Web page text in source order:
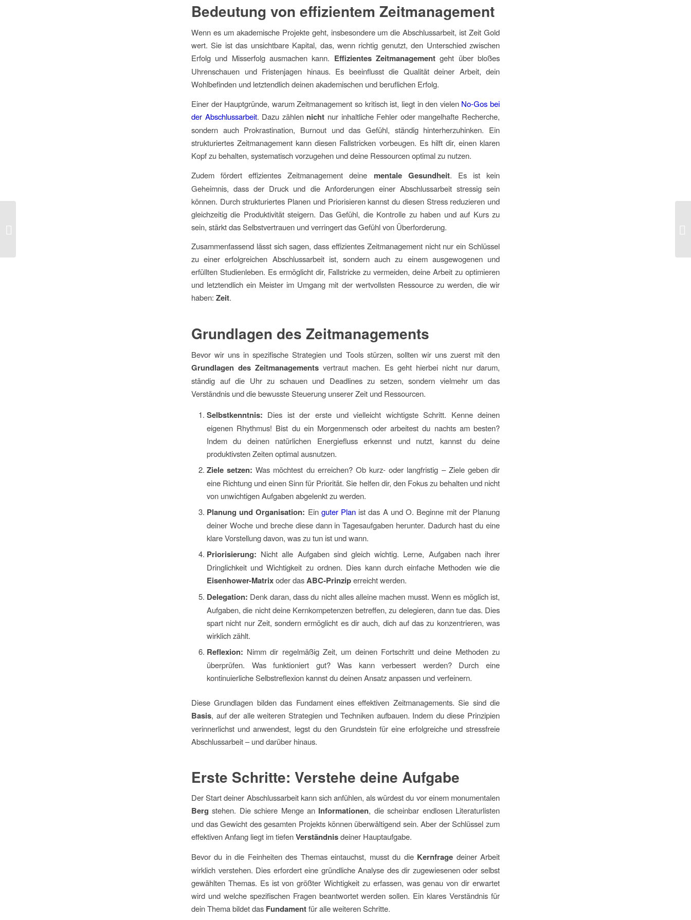
Bedeutung von effizientem Zeitmanagement
Wenn es um akademische Projekte geht, insbesondere um die Abschlussarbeit, ist Zeit Gold
wert. Sie ist das unsichtbare Kapital, das, wenn richtig genutzt, den Unterschied zwischen
Erfolg und Misserfolg ausmachen kann. Effizientes Zeitmanagement geht über bloßes
Uhrenschauen und Fristenjagen hinaus. Es beeinflusst die Qualität deiner Arbeit, dein
Wohlbefinden und letztendlich deinen akademischen und beruflichen Erfolg.
Einer der Hauptgründe, warum Zeitmanagement so kritisch ist, liegt in den vielenNo-Gos bei
der Abschlussarbeit. Dazu zählen nicht nur inhaltliche Fehler oder mangelhafte Recherche,
sondern auch Prokrastination, Burnout und das Gefühl, ständig hinterherzuhinken. Ein
strukturiertes Zeitmanagement kann diesen Fallstricken vorbeugen. Es hilft dir, einen klaren
Kopf zu behalten, systematisch vorzugehen und deine Ressourcen optimal zu nutzen.
Zudem fördert effizientes Zeitmanagement deine mentale Gesundheit. Es ist kein
Geheimnis, dass der Druck und die Anforderungen einer Abschlussarbeit stressig sein
können. Durch strukturiertes Planen und Priorisieren kannst du diesen Stress reduzieren und
gleichzeitig die Produktivität steigern. Das Gefühl, die Kontrolle zu haben und auf Kurs zu
sein, stärkt das Selbstvertrauen und verringert das Gefühl von Überforderung.
Zusammenfassend lässt sich sagen, dass effizientes Zeitmanagement nicht nur ein Schlüssel
zu einer erfolgreichen Abschlussarbeit ist, sondern auch zu einem ausgewogenen und
erfüllten Studienleben. Es ermöglicht dir, Fallstricke zu vermeiden, deine Arbeit zu optimieren
und letztendlich ein Meister im Umgang mit der wertvollsten Ressource zu werden, die wir
haben: Zeit.
Grundlagen des Zeitmanagements
Bevor wir uns in spezifische Strategien und Tools stürzen, sollten wir uns zuerst mit den
Grundlagen des Zeitmanagements vertraut machen. Es geht hierbei nicht nur darum,
ständig auf die Uhr zu schauen und Deadlines zu setzen, sondern vielmehr um das
Verständnis und die bewusste Steuerung unserer Zeit und Ressourcen.
Selbstkenntnis: Dies ist der erste und vielleicht wichtigste Schritt. Kenne deinen
eigenen Rhythmus! Bist du ein Morgenmensch oder arbeitest du nachts am besten?
Indem du deinen natürlichen Energiefluss erkennst und nutzt, kannst du deine
produktivsten Zeiten optimal ausnutzen.
Ziele setzen: Was möchtest du erreichen? Ob kurz- oder langfristig – Ziele geben dir
eine Richtung und einen Sinn für Priorität. Sie helfen dir, den Fokus zu behalten und nicht
von unwichtigen Aufgaben abgelenkt zu werden.
Planung und Organisation: Ein guter Plan ist das A und O. Beginne mit der Planung
deiner Woche und breche diese dann in Tagesaufgaben herunter. Dadurch hast du eine
klare Vorstellung davon, was zu tun ist und wann.
Priorisierung: Nicht alle Aufgaben sind gleich wichtig. Lerne, Aufgaben nach ihrer
Dringlichkeit und Wichtigkeit zu ordnen. Dies kann durch einfache Methoden wie die
Eisenhower-Matrixoder dasABC-Prinziperreicht werden.
Delegation: Denk daran, dass du nicht alles alleine machen musst. Wenn es möglich ist,
Aufgaben, die nicht deine Kernkompetenzen betreffen, zu delegieren, dann tue das. Dies
spart nicht nur Zeit, sondern ermöglicht es dir auch, dich auf das zu konzentrieren, was
wirklich zählt.
Reflexion: Nimm dir regelmäßig Zeit, um deinen Fortschritt und deine Methoden zu
überprüfen. Was funktioniert gut? Was kann verbessert werden? Durch eine
kontinuierliche Selbstreflexion kannst du deinen Ansatz anpassen und verfeinern.
Diese Grundlagen bilden das Fundament eines effektiven Zeitmanagements. Sie sind die
Basis, auf der alle weiteren Strategien und Techniken aufbauen. Indem du diese Prinzipien
verinnerlichst und anwendest, legst du den Grundstein für eine erfolgreiche und stressfreie
Abschlussarbeit – und darüber hinaus.
Erste Schritte: Verstehe deine Aufgabe
Der Start deiner Abschlussarbeit kann sich anfühlen, als würdest du vor einem monumentalen
Berg stehen. Die schiere Menge an Informationen, die scheinbar endlosen Literaturlisten
und das Gewicht des gesamten Projekts können überwältigend sein. Aber der Schlüssel zum
effektiven Anfang liegt im tiefenVerständnisdeiner Hauptaufgabe.
Bevor du in die Feinheiten des Themas eintauchst, musst du die Kernfrage deiner Arbeit
wirklich verstehen. Dies erfordert eine gründliche Analyse des dir zugewiesenen oder selbst
gewählten Themas. Es ist von größter Wichtigkeit zu erfassen, was genau von dir erwartet
wird und welche spezifischen Fragen beantwortet werden sollen. Ein klares Verständnis für
dein Thema bildet das Fundamentfür alle weiteren Schritte.